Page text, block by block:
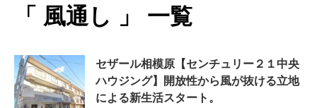
「 風通し 」 一覧
セザール相模原【センチュリー２１中央
ハウジング】開放性から風が抜ける立地
による新生活スタート。